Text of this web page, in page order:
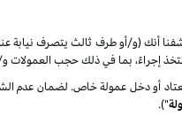
أنك (و/أو طرف ثالث يتصرف
إجراءً، بما في ذلك حجب العمولات
دخل عمولة خاص. لضمان عدم الشك,
").